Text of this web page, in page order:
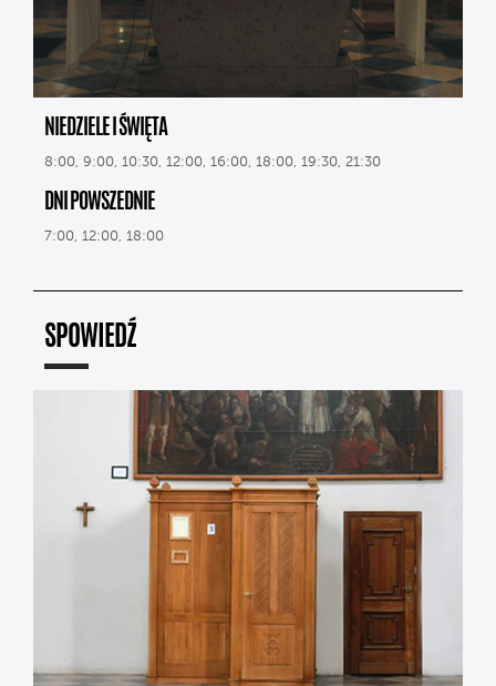
NIEDZIELE I ŚWIĘTA
8:00, 9:00, 10:30, 12:00, 16:00, 18:00, 19:30, 21:30
DNI POWSZEDNIE
7:00, 12:00, 18:00
SPOWIEDŹ